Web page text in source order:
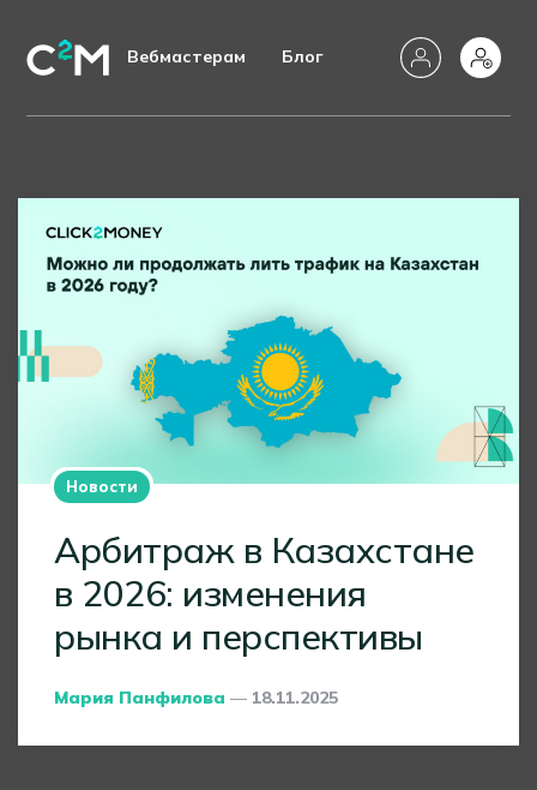
Вебмастерам Блог
Новости
Арбитраж в Казахстане
в 2026: изменения
рынка и перспективы
Posted
Мария Панфилова 18.11.2025